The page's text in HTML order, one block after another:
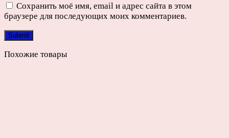
Сохранить моё имя, email и адрес сайта в этом
браузере для последующих моих комментариев.
Похожие товары